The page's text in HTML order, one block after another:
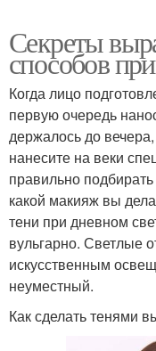
Секреты
способов
Когда лицо
первую очередь
держалось до
нанесите на веки
правильно
какой макияж вы
тени при дневном
вульгарно. Светлые
искусственным
неуместный.
Как сделать тенями